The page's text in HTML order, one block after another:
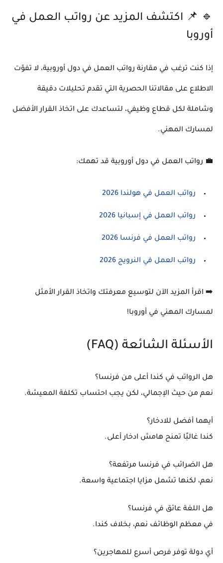
🔹 📌 اكتشف المزيد عن رواتب العمل في
أوروبا
إذا كنت ترغب في مقارنة رواتب العمل في دول أوروبية، لا تفوّت
الاطلاع على مقالاتنا الحصرية التي تقدم تحليلات دقيقة
وشاملة لكل قطاع وظيفي، لتساعدك على اتخاذ القرار الأفضل
لمسارك المهني.
💼 رواتب العمل في دول أوروبية قد تهمك:
رواتب العمل في هولندا 2026
رواتب العمل في إسبانيا 2026
رواتب العمل في فرنسا 2026
رواتب العمل في النرويج 2026
➡️ اقرأ المزيد الآن لتوسيع معرفتك واتخاذ القرار الأمثل
لمسارك المهني في أوروبا!
الأسئلة الشائعة (FAQ)
هل الرواتب في كندا أعلى من فرنسا؟
نعم من حيث الإجمالي، لكن يجب احتساب تكلفة المعيشة.
أيهما أفضل للادخار؟
كندا غالبًا تمنح هامش ادخار أعلى.
هل الضرائب في فرنسا مرتفعة؟
نعم، لكنها تشمل مزايا اجتماعية واسعة.
هل اللغة عائق في فرنسا؟
في معظم الوظائف نعم، بخلاف كندا.
أي دولة توفر فرص أسرع للمهاجرين؟